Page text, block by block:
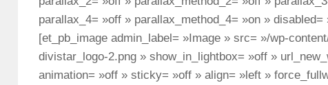
parallax_4= »off » parallax_method_4= »on » disabled=
[et_pb_image admin_label= »Image » src= »/wp-
divistar_logo-2.png » show_in_lightbox= »off »
animation= »off » sticky= »off » align= »left »